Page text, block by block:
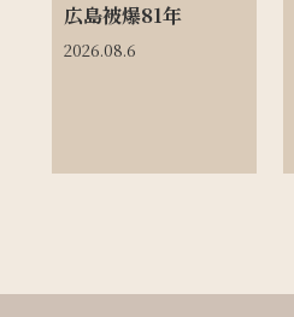
広島被爆81年
2026.08.6